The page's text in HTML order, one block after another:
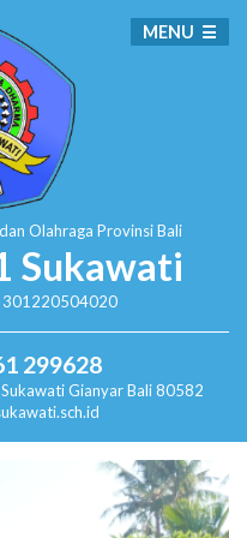
Olahraga Provinsi Bali
Sukawati
301220504020
299628
Gianyar Bali 80582
MENU